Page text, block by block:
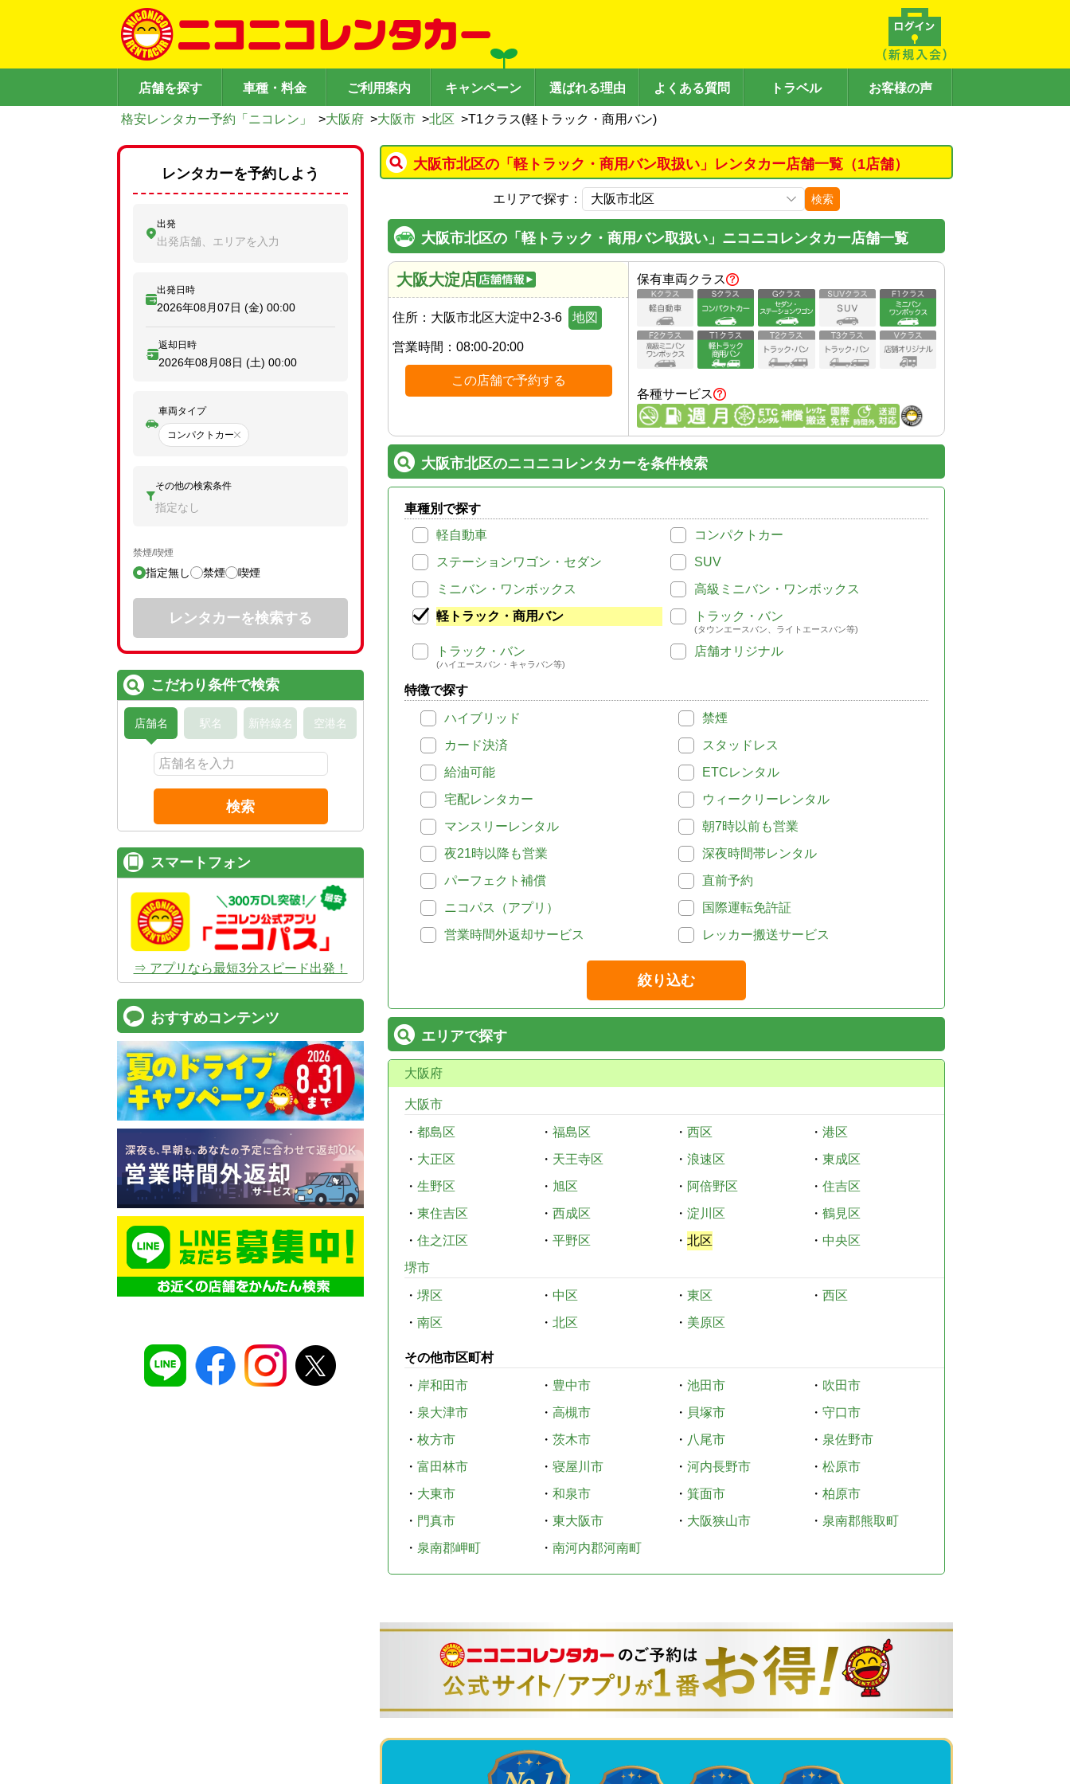
店舗を探す 車種・料金 ご利用案内 キャンペーン 選ばれる理由 よくある質問 トラベル お客様の声
格安レンタカー予約「ニコレン」 >大阪府 >大阪市 >北区 >T1クラス(軽トラック・商用バン)
大阪市北区の「軽トラック・商用バン取扱い」レンタカー店舗一覧（1店舗）
エリアで探す： 検索
大阪市北区の「軽トラック・商用バン取扱い」ニコニコレンタカー店舗一覧
大阪大淀店
住所： 大阪市北区大淀中2-3-6 地図
営業時間： 08:00-20:00
この店舗で予約する
保有車両クラス
各種サービス
大阪市北区のニコニコレンタカーを条件検索
車種別で探す
軽自動車
コンパクトカー
ステーションワゴン・セダン
SUV
ミニバン・ワンボックス
高級ミニバン・ワンボックス
軽トラック・商用バン
トラック・バン
(タウンエースバン、ライトエースバン等)
トラック・バン
(ハイエースバン・キャラバン等)
店舗オリジナル
特徴で探す
ハイブリッド
禁煙
カード決済
スタッドレス
給油可能
ETCレンタル
宅配レンタカー
ウィークリーレンタル
マンスリーレンタル
朝7時以前も営業
夜21時以降も営業
深夜時間帯レンタル
パーフェクト補償
直前予約
ニコパス（アプリ）
国際運転免許証
営業時間外返却サービス
レッカー搬送サービス
絞り込む
エリアで探す
大阪府
大阪市
・ 都島区 ・ 福島区 ・ 西区 ・ 港区
・ 大正区 ・ 天王寺区 ・ 浪速区 ・ 東成区
・ 生野区 ・ 旭区 ・ 阿倍野区 ・ 住吉区
・ 東住吉区 ・ 西成区 ・ 淀川区 ・ 鶴見区
・ 住之江区 ・ 平野区 ・ 北区 ・ 中央区
堺市
・ 堺区 ・ 中区 ・ 東区 ・ 西区
・ 南区 ・ 北区 ・ 美原区
その他市区町村
・ 岸和田市 ・ 豊中市 ・ 池田市 ・ 吹田市
・ 泉大津市 ・ 高槻市 ・ 貝塚市 ・ 守口市
・ 枚方市 ・ 茨木市 ・ 八尾市 ・ 泉佐野市
・ 富田林市 ・ 寝屋川市 ・ 河内長野市 ・ 松原市
・ 大東市 ・ 和泉市 ・ 箕面市 ・ 柏原市
・ 門真市 ・ 東大阪市 ・ 大阪狭山市 ・ 泉南郡熊取町
・ 泉南郡岬町 ・ 南河内郡河南町
レンタカーを予約しよう
出発
出発店舗、エリアを入力
出発日時
2026年08月07日 (金) 00:00
返却日時
2026年08月08日 (土) 00:00
車両タイプ
コンパクトカー
その他の検索条件
指定なし
禁煙/喫煙
指定無し 禁煙 喫煙
レンタカーを検索する
こだわり条件で検索
店舗名 駅名 新幹線名 空港名
検索
スマートフォン
⇒ アプリなら最短3分スピード出発！
おすすめコンテンツ